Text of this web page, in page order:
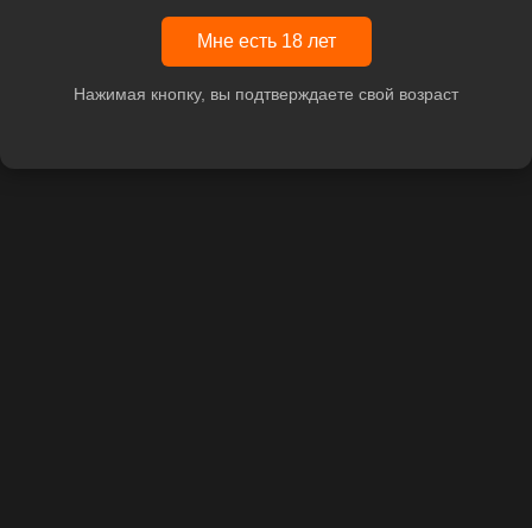
Мне есть 18 лет
Нажимая кнопку, вы подтверждаете свой возраст